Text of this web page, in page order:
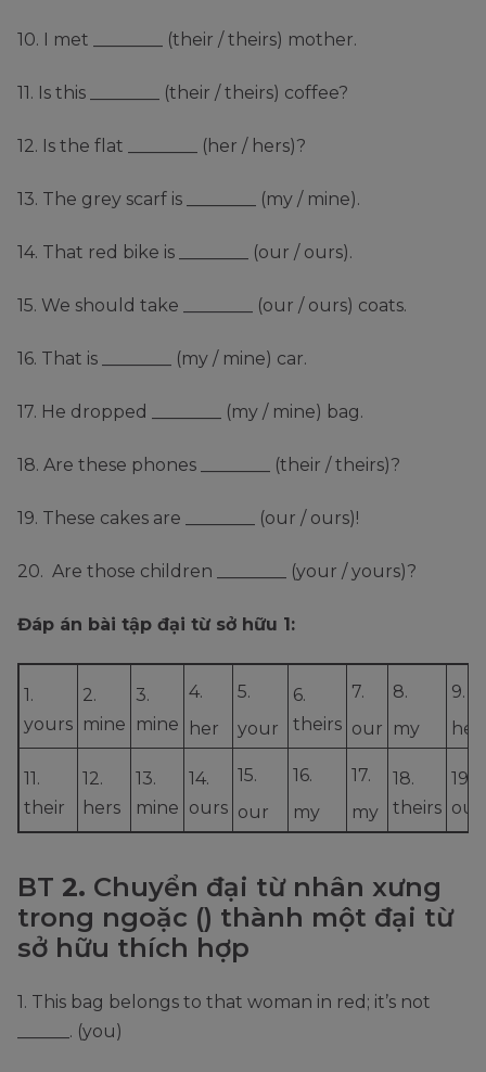
10. I met ________ (their / theirs) mother.
11. Is this ________ (their / theirs) coffee?
12. Is the flat ________ (her / hers)?
13. The grey scarf is ________ (my / mine).
14. That red bike is ________ (our / ours).
15. We should take ________ (our / ours) coats.
16. That is ________ (my / mine) car.
17. He dropped ________ (my / mine) bag.
18. Are these phones ________ (their / theirs)?
19. These cakes are ________ (our / ours)!
20. Are those children ________ (your / yours)?
Đáp án bài tập đại từ sở hữu 1:
1.
yours
2.
mine
3.
mine
4.
her
5.
your
6.
theirs
7.
our
8.
my
9.
her
11.
their
12.
hers
13.
mine
14.
ours
15.
our
16.
my
17.
my
18.
theirs
19.
BT 2. Chuyển đại từ nhân xưng
trong ngoặc () thành một đại từ
sở hữu thích hợp
1. This bag belongs to that woman in red; it’s not
______. (you)